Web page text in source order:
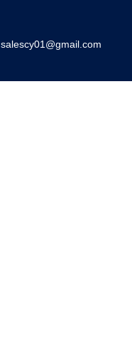
البريد الإلكتروني: sales1@newsunn.com؛ salescy01@gmail.com